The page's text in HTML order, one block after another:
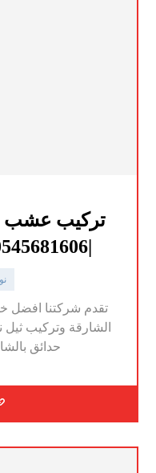
تركيب عشب
|0545681606| النجيل الصناعي
تقدم شركتنا
الشارقة وتركيب
حدائق